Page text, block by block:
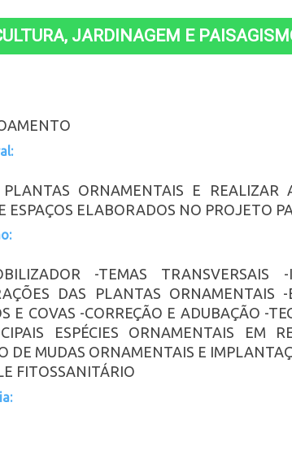
JARDINAGEM E
PLANTAS ORNAMENTAIS E REALIZAR
ESPAÇOS ELABORADOS NO PROJETO
-TEMAS TRANSVERSAIS
DAS PLANTAS ORNAMENTAIS
E COVAS -CORREÇÃO E ADUBAÇÃO -
ESPÉCIES ORNAMENTAIS EM
DE MUDAS ORNAMENTAIS E
FITOSSANITÁRIO